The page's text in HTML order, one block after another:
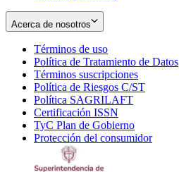
Acerca de nosotros
Términos de uso
in
new
window
Política de Tratamiento de Datos
Términos suscripciones
in
Política de Riesgos C/ST
Política SAGRILAFT
new
window
Certificación ISSN
in
new
TyC Plan de Gobierno
in
Protección del consumidorOpens